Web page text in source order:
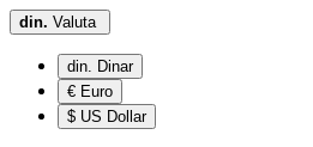
din. Valuta
din. Dinar
€ Euro
$ US Dollar